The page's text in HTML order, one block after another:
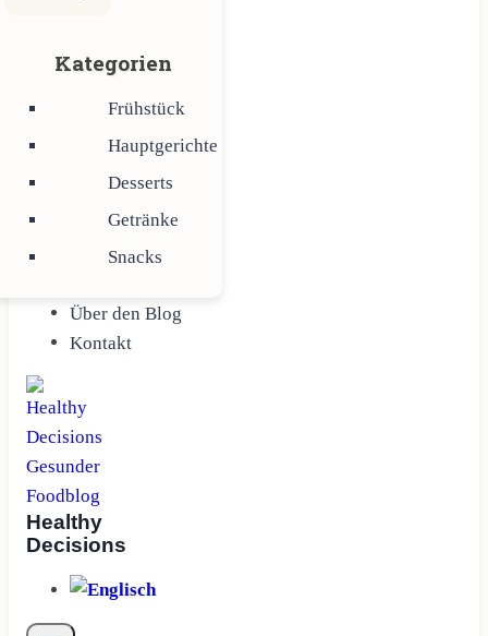
Kategorien
Frühstück
Hauptgerichte
Desserts
Getränke
Snacks
Über den Blog
Kontakt
Healthy
Decisions